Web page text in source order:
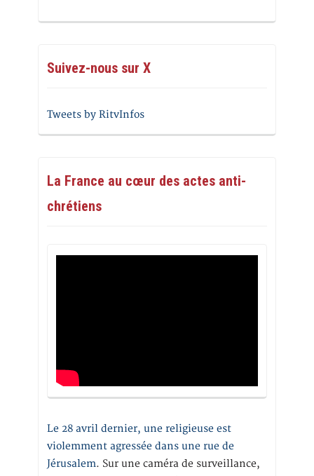
Suivez-nous sur X
Tweets by RitvInfos
La France au cœur des actes anti-
chrétiens
Le 28 avril dernier, une religieuse est
violemment agressée dans une rue de
Jérusalem. Sur une caméra de surveillance,